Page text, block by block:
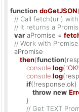
function doGetJSON(
// Call fetch(url)
// It returns a
var aPromise =
// Work with
  aPromise
then(function(
console log(
console log
if(!response. ok)
throw new
        }
// Get TEXT